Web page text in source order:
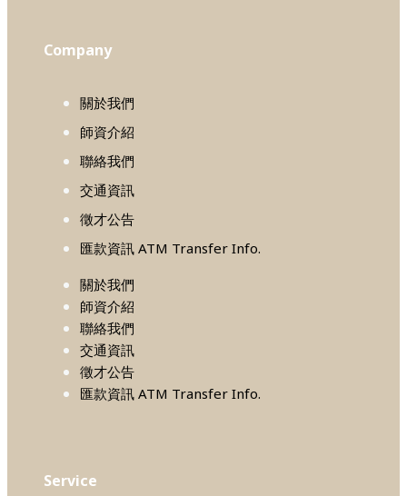
Company
關於我們
師資介紹
聯絡我們
交通資訊
徵才公告
匯款資訊 ATM Transfer Info.
關於我們
師資介紹
聯絡我們
交通資訊
徵才公告
匯款資訊 ATM Transfer Info.
Service